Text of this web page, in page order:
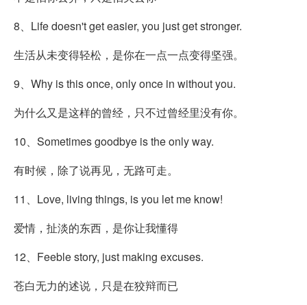
8、Life doesn't get easier, you just get stronger.
生活从未变得轻松，是你在一点一点变得坚强。
9、Why is this once, only once in without you.
为什么又是这样的曾经，只不过曾经里没有你。
10、Sometimes goodbye is the only way.
有时候，除了说再见，无路可走。
11、Love, living things, is you let me know!
爱情，扯淡的东西，是你让我懂得
12、Feeble story, just making excuses.
苍白无力的述说，只是在狡辩而已